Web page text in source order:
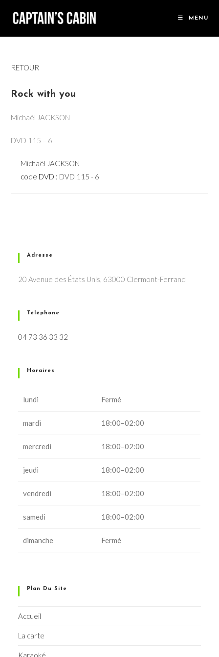
MENU
RETOUR
Rock with you
Michaël JACKSON
DVD 115 – 6
Michaël JACKSON
code DVD : DVD 115 - 6
Adresse
20 Avenue des États Unis, 63000 Clermont-Ferrand
Téléphone
04 73 36 33 32
Horaires
lundi Fermé
mardi 18:00–02:00
mercredi 18:00–02:00
jeudi 18:00–02:00
vendredi 18:00–02:00
samedi 18:00–02:00
dimanche Fermé
Plan Du Site
Accueil
La carte
Karaoké